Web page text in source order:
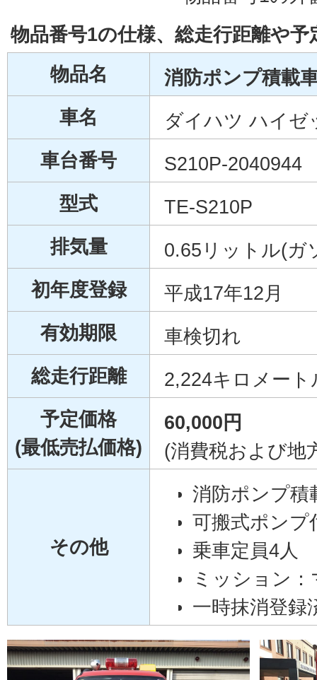
物品番号1の仕様、総走行距離や
物品名
消防ポンプ積載
車名
ダイハツ ハイゼ
車台番号
S210P-2040944
型式
TE-S210P
排気量
0.65リットル(ガ
初年度登録
平成17年12月
有効期限
車検切れ
総走行距離
2,224キロメート
予定価格
(最低売払価格)
60,000円
(消費税および地
その他
消防ポンプ積
可搬式ポンプ
乗車定員4人
ミッション
一時抹消登録